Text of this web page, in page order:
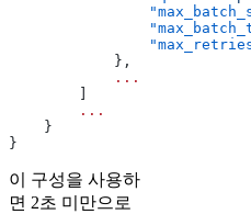
            },
            ...
        ...
    }
}
이 구성을 사용하
면 2초 미만으로